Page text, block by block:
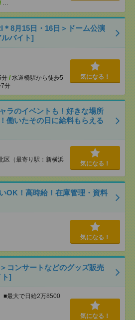
/ …
＊8月15日・16日＞ドーム公演
バイト]
分 / 水道橋駅から徒歩5
7分
気になる！
ラのイベントも！好きな場所
働いたその日に給料もらえる
区（最寄り駅：新横浜
気になる！
OK！高時給！在庫管理・資料
気になる！
コンサートなどのグッズ販売
ト]
最大で日給2万8500
気になる！